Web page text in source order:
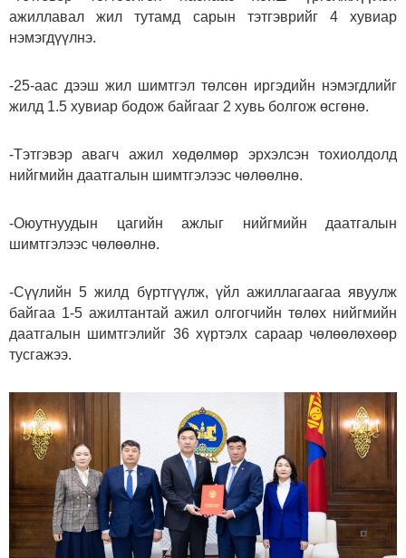
ажиллавал жил тутамд сарын тэтгэврийг 4 хувиар
нэмэгдүүлнэ.
-25-аас дээш жил шимтгэл төлсөн иргэдийн нэмэгдлийг
жилд 1.5 хувиар бодож байгааг 2 хувь болгож өсгөнө.
-Тэтгэвэр авагч ажил хөдөлмөр эрхэлсэн тохиолдолд
нийгмийн даатгалын шимтгэлээс чөлөөлнө.
-Оюутнуудын цагийн ажлыг нийгмийн даатгалын
шимтгэлээс чөлөөлнө.
-Сүүлийн 5 жилд бүртгүүлж, үйл ажиллагаагаа явуулж
байгаа 1-5 ажилтантай ажил олгогчийн төлөх нийгмийн
даатгалын шимтгэлийг 36 хүртэлх сараар чөлөөлөхөөр
тусгажээ.